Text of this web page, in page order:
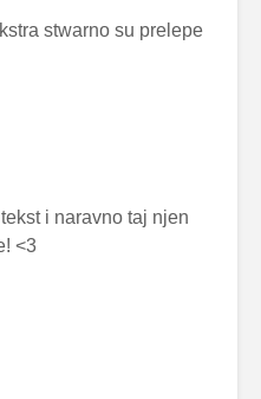
stwarno su prelepe
i naravno taj njen
<3